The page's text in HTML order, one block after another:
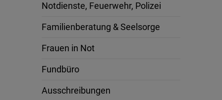
Notdienste, Feuerwehr, Polizei
Familienberatung & Seelsorge
Frauen in Not
Fundbüro
Ausschreibungen